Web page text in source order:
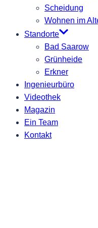
Scheidung
Wohnen im
Standorte
Bad Saarow
Grünheide
Erkner
Ingenieurbüro
Videothek
Magazin
Ein Team
Kontakt